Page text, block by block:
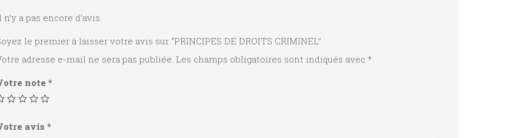
n’y a pas encore d’avis.
le premier à laisser votre avis sur “PRINCIPES DE DROITS CRIMINEL”
adresse e-mail ne sera pas publiée. Les champs obligatoires sont indiqués avec *
note *
avis *